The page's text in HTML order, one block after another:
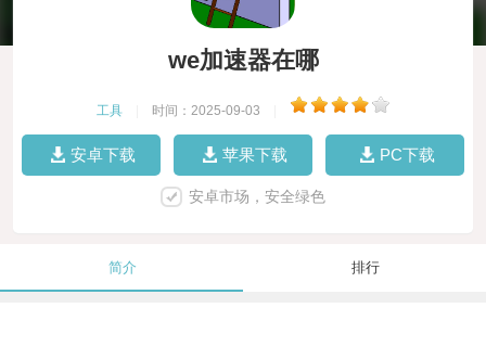
we加速器在哪
工具 时间：2025-09-03
安卓下载 苹果下载 PC下载
安卓市场，安全绿色
简介 排行